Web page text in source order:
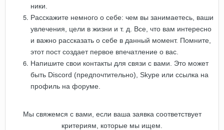
ники.
Расскажите немного о себе: чем вы занимаетесь, ваши
увлечения, цели в жизни и т. д. Все, что вам интересно
и важно рассказать о себе в данный момент. Помните,
этот пост создает первое впечатление о вас.
Напишите свои контакты для связи с вами. Это может
быть Discord (предпочтительно), Skype или ссылка на
профиль на форуме.
Мы свяжемся с вами, если ваша заявка соответствует
критериям, которые мы ищем.